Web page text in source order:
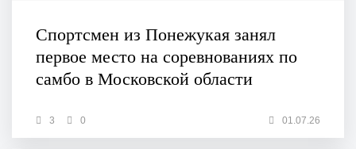
Спортсмен из Понежукая занял
первое место на соревнованиях по
самбо в Московской области
3 0 01.07.26